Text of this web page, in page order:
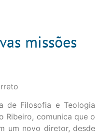
missões
de Filosofia e Teologia
Ribeiro, comunica que o
um novo diretor, desde